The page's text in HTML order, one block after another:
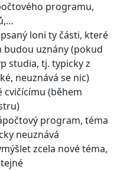
programu,
loni ty části, které
budou uznány (pokud
studia, tj. typicky z
neuznává se nic)
(během
program, téma
neuznává
zcela nové téma,